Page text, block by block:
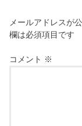
メールアドレスが
欄は必須項目です
コメント ※